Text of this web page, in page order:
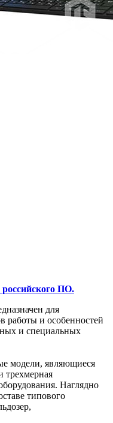
ПО.
для
работы и особенностей
и специальных
модели, являющиеся
трехмерная
Наглядно
типового